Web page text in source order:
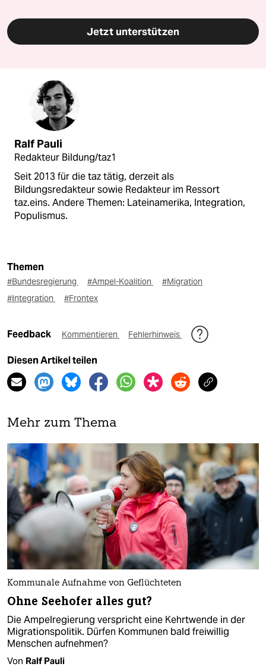
Jetzt unterstützen
Ralf Pauli
Redakteur Bildung/taz1
Seit 2013 für die taz tätig, derzeit als
Bildungsredakteur sowie Redakteur im Ressort
taz.eins. Andere Themen: Lateinamerika, Integration,
Populismus.
Themen
#Bundesregierung #Ampel-Koalition
#Migration
#Integration
#Frontex
Feedback Kommentieren Fehlerhinweis
Diesen Artikel teilen
Mehr zum Thema
Kommunale Aufnahme von Geflüchteten
Ohne Seehofer alles gut?
Die Ampelregierung verspricht eine Kehrtwende in der
Migrationspolitik. Dürfen Kommunen bald freiwillig
Menschen aufnehmen?
Von Ralf Pauli